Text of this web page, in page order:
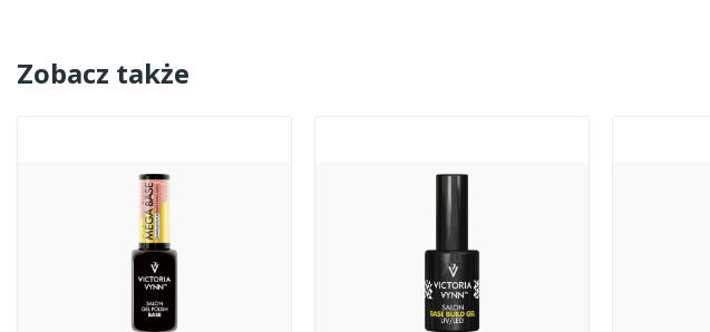
Zobacz także